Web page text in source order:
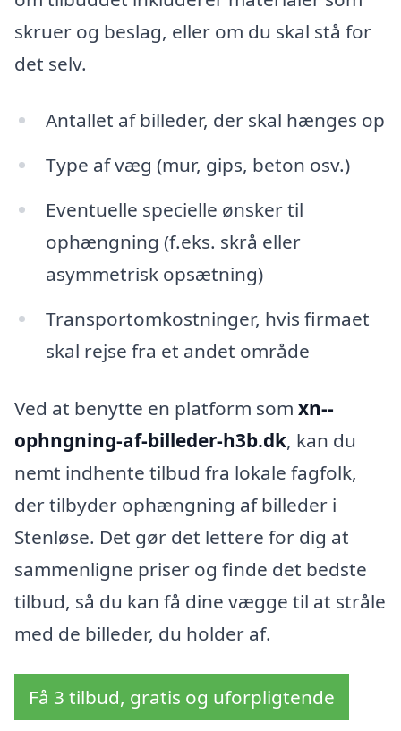
skruer og beslag, eller om du skal stå for
det selv.
Antallet af billeder, der skal hænges op
Type af væg (mur, gips, beton osv.)
Eventuelle specielle ønsker til
ophængning (f.eks. skrå eller
asymmetrisk opsætning)
Transportomkostninger, hvis firmaet
skal rejse fra et andet område
Ved at benytte en platform som xn--
ophngning-af-billeder-h3b.dk, kan du
nemt indhente tilbud fra lokale fagfolk,
der tilbyder ophængning af billeder i
Stenløse. Det gør det lettere for dig at
sammenligne priser og finde det bedste
tilbud, så du kan få dine vægge til at stråle
med de billeder, du holder af.
Få 3 tilbud, gratis og uforpligtende